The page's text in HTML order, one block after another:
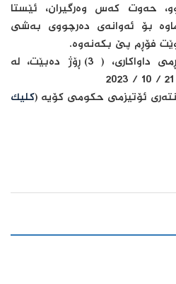
حه‌وت که‌س وه‌رگیران، ئێستا
بۆ ئه‌وانه‌ى ده‌رچووى به‌شى
فۆڕم پێ‌ بکه‌نه‌وه‌.
ماوه‌ى پێ‌ کردنه‌وه‌ى فۆڕمى داواکاری، ( 3) ڕۆژ ده‌بێت، له‌
ئۆتیزمى حکومى کۆیه‌ (کلیک